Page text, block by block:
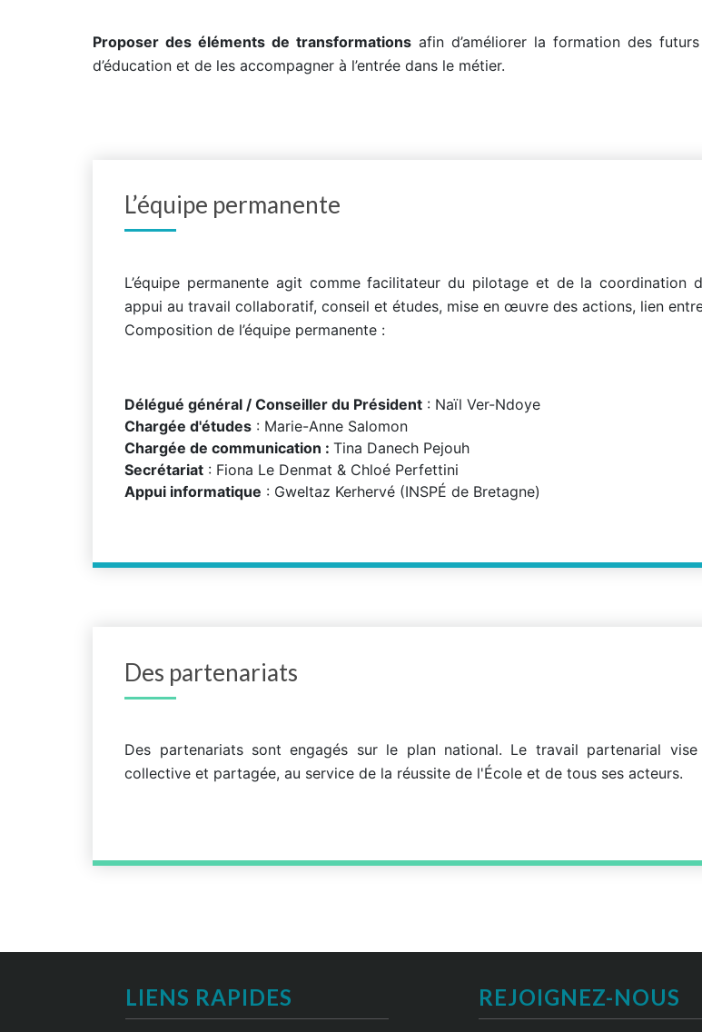
Proposer des éléments de transformationsafin d’améliorer la formation des
d’éducation et de les accompagner à l’entrée dans le métier.
L’équipe permanente
L’équipe permanente agit comme facilitateur du pilotage et de la coordination
appui au travail collaboratif, conseil et études, mise en œuvre des actions, lien
Composition de l’équipe permanente :
Délégué général / Conseiller du Président : Naïl Ver-Ndoye
Chargée d'études : Marie-Anne Salomon
Chargée de communication :Tina Danech Pejouh
Secrétariat : Fiona Le Denmat & Chloé Perfettini
Appui informatique : Gweltaz Kerhervé (INSPÉ de Bretagne)
Des partenariats
Des partenariats sont engagés sur le plan national. Le travail partenarial
collective et partagée, au service de la réussite de l'École et de tous ses acteurs.
LIENS RAPIDES REJOIGNEZ-NOUS